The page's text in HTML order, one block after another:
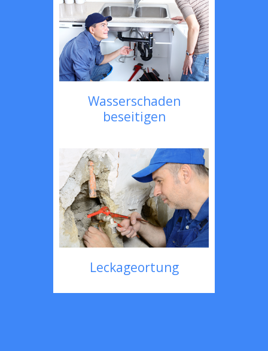
Wasserschaden
beseitigen
Leckageortung